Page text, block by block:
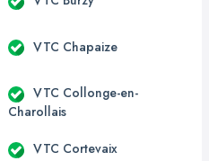
VTC Chapaize
VTC Collonge-en-
Charollais
VTC Cortevaix